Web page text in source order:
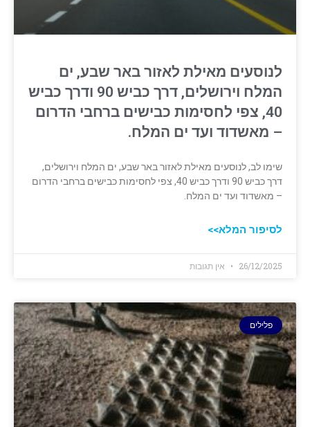
לנוסעים מאילת לאזור באר שבע, ים
המלח וירושלים, דרך כביש 90 ודרך כביש
40, צפי לחסימות כבישים ברחבי הדרום
– מאשדוד ועד ים המלח.
שימו לב, לנוסעים מאילת לאזור באר שבע, ים המלח וירושלים,
דרך כביש 90 ודרך כביש 40, צפי לחסימות כבישים ברחבי הדרום
– מאשדוד ועד ים המלח.
לסיפור המלא>>
26/12/2025 אין תגובות
פלילים